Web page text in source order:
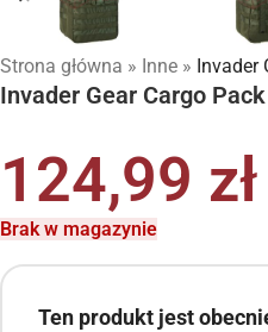
Strona główna » Inne » Invader
Invader Gear Cargo Pack
124,99 zł
Brak w magazynie
Ten produkt jest